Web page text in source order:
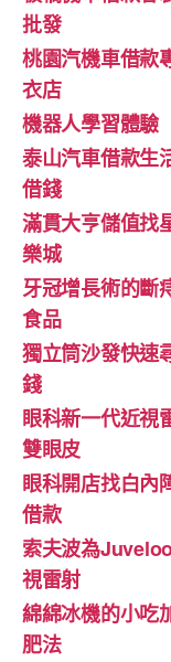
批發
桃園汽機車借款
衣店
機器人學習體驗‎
泰山汽車借款生
借錢
滿貫大亨儲值找
樂城
牙冠增長術的斷
食品
獨立筒沙發快速
錢
眼科新一代近視
雙眼皮
眼科開店找白內
借款
索夫波為
視雷射
綿綿冰機的小吃
肥法